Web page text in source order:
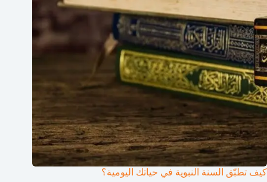
كيف تطبّق السنة النبوية في حياتك اليومية؟